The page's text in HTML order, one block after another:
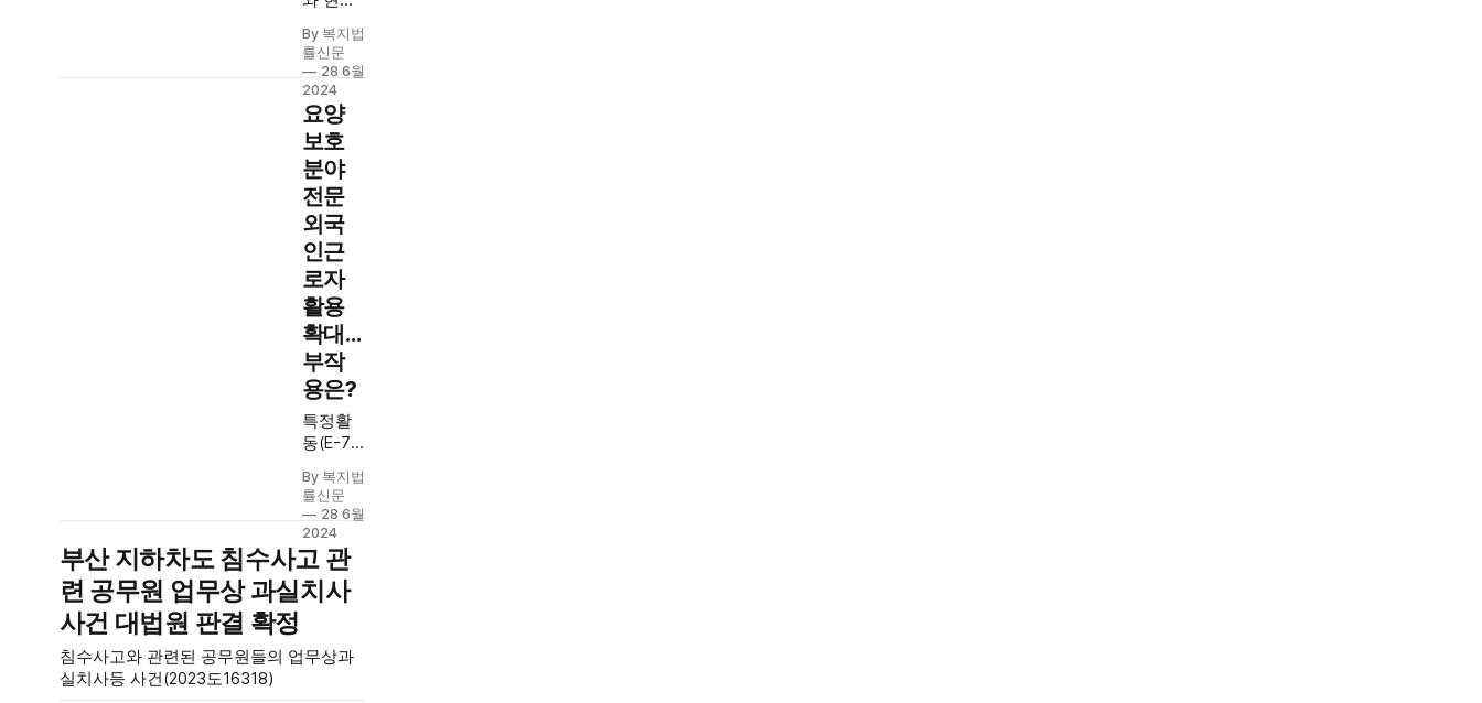
가 함께
만드는
한눈에
이해되
는 법령
정보
By 복지법
률신문
28 6월
2024
요양
보호
분야
전문
외국
인근
로자
활용
확대...
부작
용은?
특정활
동(E-7)
호사’ 직
종 신설,
2년 간
시범운
영. 국내
체류 동
사 자격
By 복지법
률신문
28 6월
2024
부산 지하차도 침수사고 관
련 공무원 업무상 과실치사
사건 대법원 판결 확정
침수사고와 관련된 공무원들의 업무상과
실치사등 사건(2023도16318)